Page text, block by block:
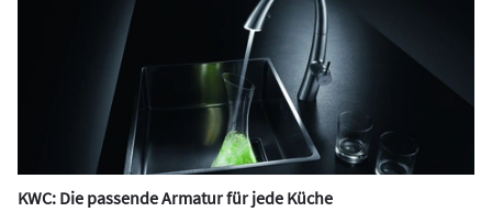
KWC: Die passende Armatur für jede Küche